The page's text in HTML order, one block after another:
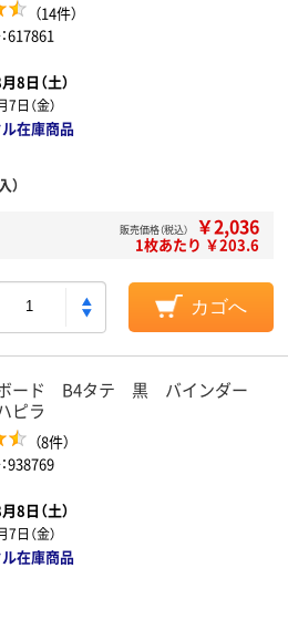
（14件）
617861
8日（土）
7日（金）
在庫商品
）
販売価格（税込） ￥2,036
1枚あたり ￥203.6
カゴへ
ボード B4タテ 黒 バインダー
ピラ
（8件）
938769
8日（土）
7日（金）
在庫商品